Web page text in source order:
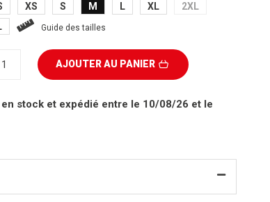
XS S M L XL
2XL
Guide des tailles
AJOUTER AU PANIER
stock et expédié entre le 10/08/26 et le